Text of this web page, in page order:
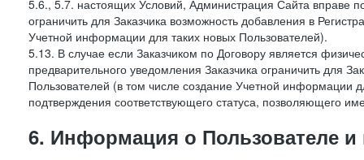
5.6., 5.7. настоящих Условий, Администрация Сайта вправе
ограничить для Заказчика возможность добавления в
Учетной информации для таких новых Пользователей).
5.13. В случае если Заказчиком по Договору является
предварительного уведомления Заказчика ограничить для
Пользователей (в том числе создание Учетной информации
подтверждения соответствующего статуса, позволяющего
6. Информация о Пользователе